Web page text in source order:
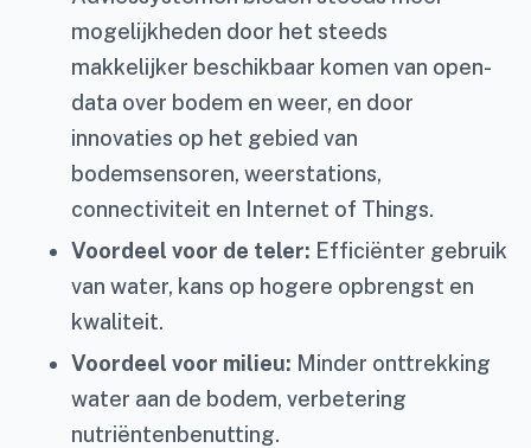
mogelijkheden door het steeds
makkelijker beschikbaar komen van open-
data over bodem en weer, en door
innovaties op het gebied van
bodemsensoren, weerstations,
connectiviteit en Internet of Things.
Voordeel voor de teler: Efficiënter gebruik
van water, kans op hogere opbrengst en
kwaliteit.
Voordeel voor milieu: Minder onttrekking
water aan de bodem, verbetering
nutriëntenbenutting.